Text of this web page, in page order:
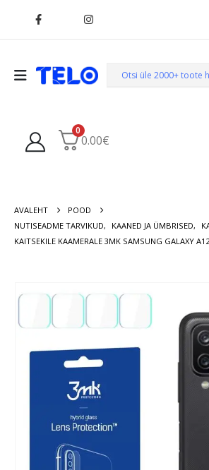
0
0.00€
AVALEHT
POOD
NUTISEADME TARVIKUD, KAANED JA ÜMBRISED,
KAITSEKILE KAAMERALE 3MK SAMSUNG GALAXY